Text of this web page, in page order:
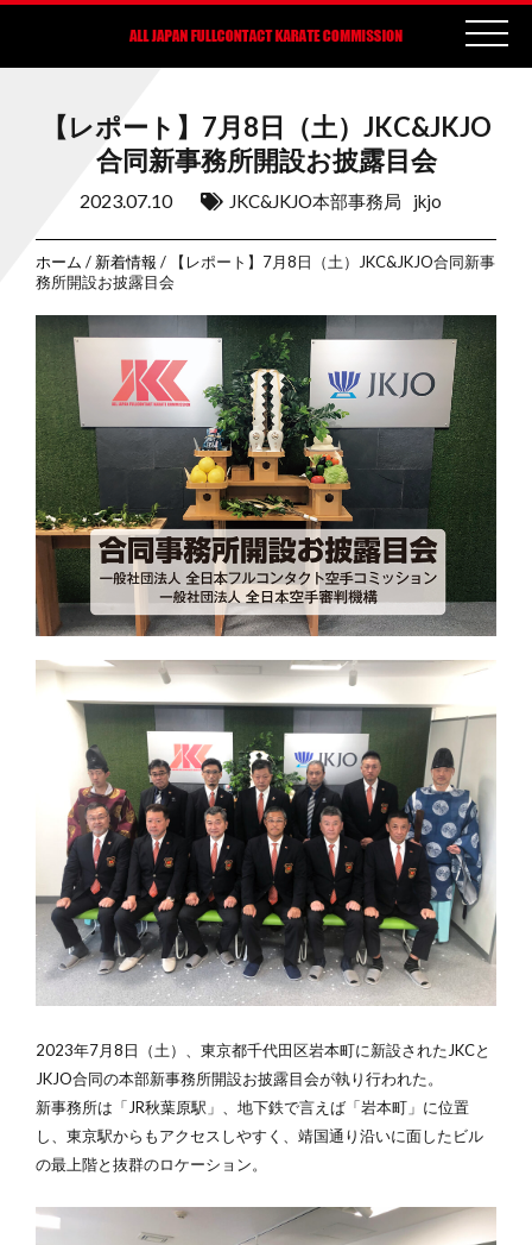
【レポート】7月8日（土）JKC&JKJO
合同新事務所開設お披露目会
2023.07.10 JKC&JKJO本部事務局 jkjo
ホーム / 新着情報 / 【レポート】7月8日（土）JKC&JKJO合同新事
務所開設お披露目会
2023年7月8日（土）、東京都千代田区岩本町に新設されたJKCと
JKJO合同の本部新事務所開設お披露目会が執り行われた。
新事務所は「JR秋葉原駅」、地下鉄で言えば「岩本町」に位置
し、東京駅からもアクセスしやすく、靖国通り沿いに面したビル
の最上階と抜群のロケーション。